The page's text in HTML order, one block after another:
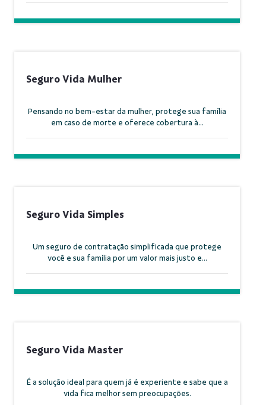
Seguro Vida Mulher
Pensando no bem-estar da mulher, protege sua família
em caso de morte e oferece cobertura à...
Seguro Vida Simples
Um seguro de contratação simplificada que protege
você e sua família por um valor mais justo e...
Seguro Vida Master
É a solução ideal para quem já é experiente e sabe que a
vida fica melhor sem preocupações.